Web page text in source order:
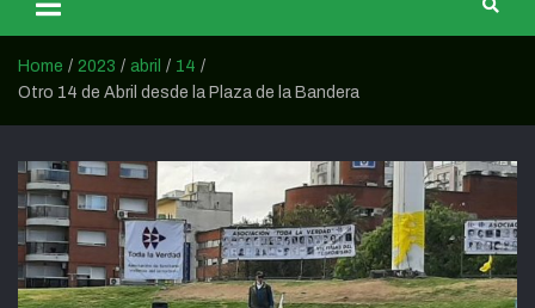
Home 2023 abril
14
Otro 14 de Abril desde la Plaza de la Bandera